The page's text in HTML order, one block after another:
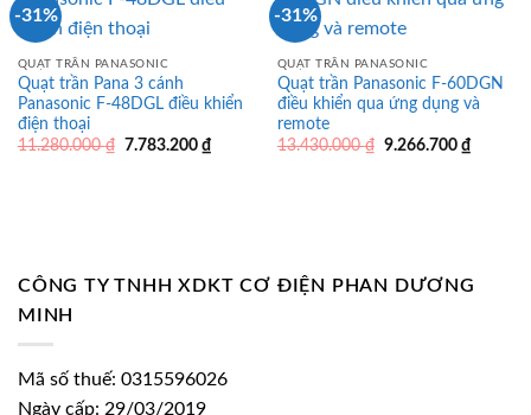
-31%
QUẠT TRẦN PANASONIC
Quạt trần Pana 3 cánh
Panasonic F-48DGL điều khiển
điện thoại
11.280.000₫ Giá
7.783.200 ₫Giá
-31%
QUẠT TRẦN PANASONIC
Quạt trần Panasonic F-60DGN
điều khiển qua ứng dụng và
remote
13.430.000₫ Giá
9.266.700 ₫Giá
CÔNG TY TNHH XDKT CƠ ĐIỆN PHAN DƯƠNG
MINH
Mã số thuế: 0315596026
Ngày cấp: 29/03/2019